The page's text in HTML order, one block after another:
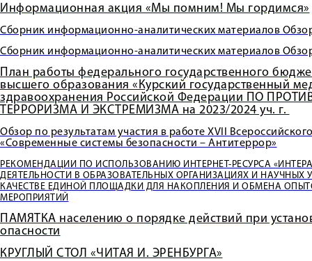
Информационная акция «Мы помним! Мы гордимся»
Сборник информационно-аналитических материалов
Сборник информационно-аналитических материалов
План работы федерального государственного
высшего образования «Курский государственный
здравоохранения Российской Федерации ПО
ТЕРРОРИЗМА И ЭКСТРЕМИЗМА на 2023/2024 уч. г.
Обзор по результатам участия в работе XVII
«Современные системы безопасности – Антитеррор»
РЕКОМЕНДАЦИИ ПО ИСПОЛЬЗОВАНИЮ ИНТЕРНЕТ-РЕСУРСА
ДЕЯТЕЛЬНОСТИ В ОБРАЗОВАТЕЛЬНЫХ ОРГАНИЗАЦИЯХ И НАУЧНЫХ
КАЧЕСТВЕ ЕДИНОЙ ПЛОЩАДКИ ДЛЯ НАКОПЛЕНИЯ И ОБМЕНА
МЕРОПРИЯТИЙ
ПАМЯТКА населению о порядке действий при
опасности
КРУГЛЫЙ СТОЛ «ЧИТАЯ И. ЭРЕНБУРГА»